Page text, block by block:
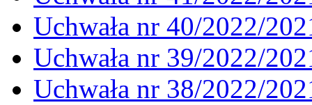
Uchwała nr 40/2022/
Uchwała nr 39/2022/
Uchwała nr 38/2022/